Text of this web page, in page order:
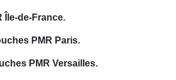
Île-de-France.
PMR Paris.
PMR Versailles.